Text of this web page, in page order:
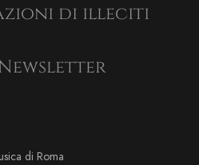
di illeciti
di Roma